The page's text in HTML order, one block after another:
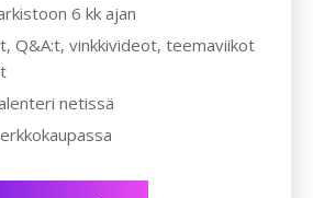
6 kk ajan
Q&A:t, vinkkivideot, teemaviikot
netissä